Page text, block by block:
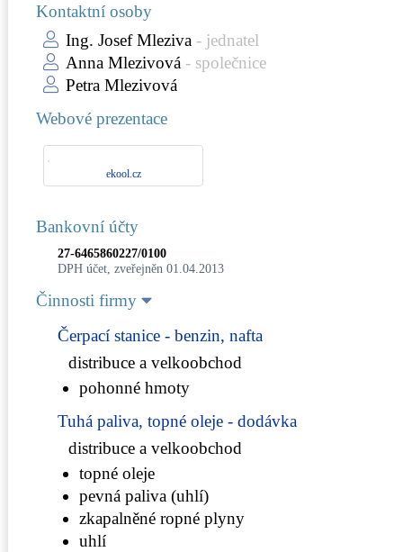
Kontaktní osoby
Ing. Josef Mleziva - jednatel
Anna Mlezivová - společnice
Petra Mlezivová
Webové prezentace
ekool.cz
Bankovní účty
27-6465860227/0100
DPH účet, zveřejněn 01.04.2013
Činnosti firmy
Čerpací stanice - benzin, nafta
distribuce a velkoobchod
pohonné hmoty
Tuhá paliva, topné oleje - dodávka
distribuce a velkoobchod
topné oleje
pevná paliva (uhlí)
zkapalněné ropné plyny
uhlí